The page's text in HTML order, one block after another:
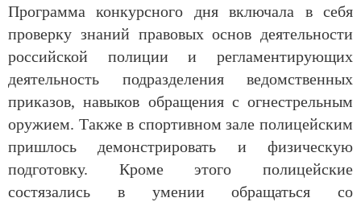
Программа конкурсного дня включала в себя
проверку знаний правовых основ деятельности
российской полиции и регламентирующих
деятельность подразделения ведомственных
приказов, навыков обращения с огнестрельным
оружием. Также в спортивном зале полицейским
пришлось демонстрировать и физическую
подготовку. Кроме этого полицейские
состязались в умении обращаться со